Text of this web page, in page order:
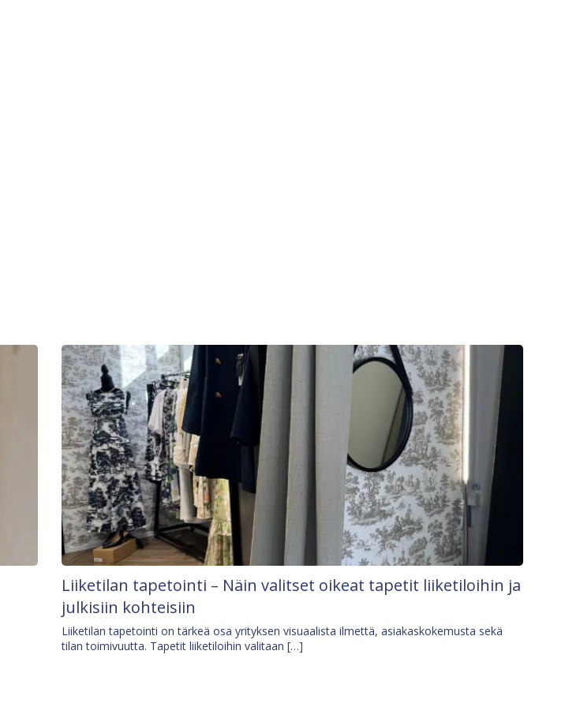
Liiketilan tapetointi – Näin valitset oikeat tapetit liiketiloihin ja
julkisiin kohteisiin
Liiketilan tapetointi on tärkeä osa yrityksen visuaalista ilmettä, asiakaskokemusta sekä
tilan toimivuutta. Tapetit liiketiloihin valitaan […]